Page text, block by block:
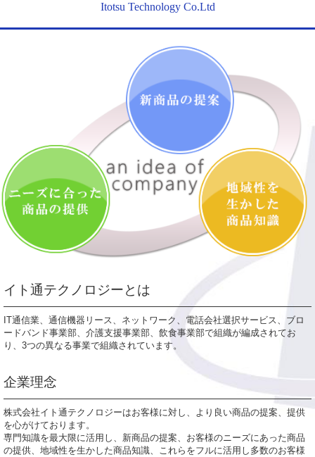
Itotsu Technology Co.Ltd
イト通テクノロジーとは
IT通信業、通信機器リース、ネットワーク、電話会社選択サービス、ブロ
ードバンド事業部、介護支援事業部、飲食事業部で組織が編成されてお
り、3つの異なる事業で組織されています。
企業理念
株式会社イト通テクノロジーはお客様に対し、より良い商品の提案、提供
を心がけております。
専門知識を最大限に活用し、新商品の提案、お客様のニーズにあった商品
の提供、地域性を生かした商品知識、これらをフルに活用し多数のお客様